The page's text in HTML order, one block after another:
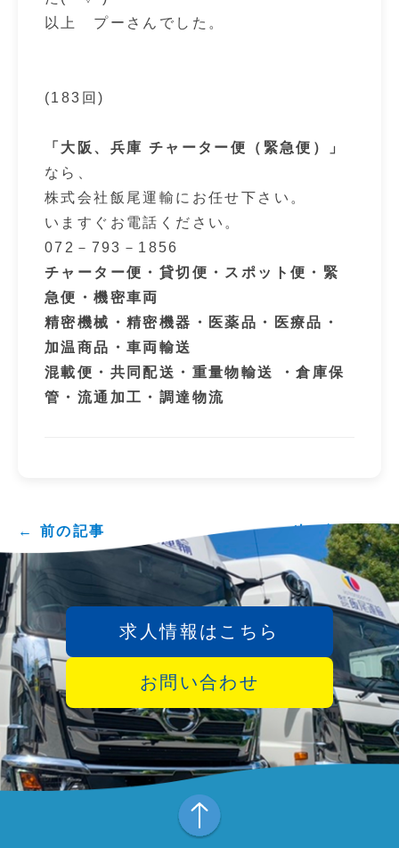
以上 プーさんでした。
(183回)
「大阪、兵庫 チャーター便（緊急便）」
なら、
株式会社飯尾運輸にお任せ下さい。
いますぐお電話ください。
072－793－1856
チャーター便・貸切便・スポット便・緊
急便・機密車両
精密機械・精密機器・医薬品・医療品・
加温商品・車両輸送
混載便・共同配送・重量物輸送 ・倉庫保
管・流通加工・調達物流
← 前の記事 次の記事 →
求人情報はこちら
お問い合わせ